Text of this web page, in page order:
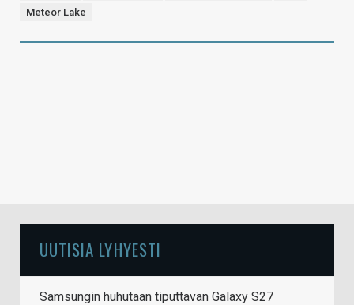
Meteor Lake
UUTISIA LYHYESTI
Samsungin huhutaan tiputtavan Galaxy S27